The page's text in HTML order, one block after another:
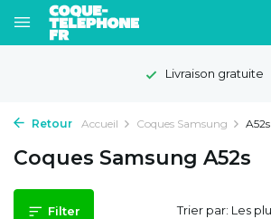
Livraison gratuite
Retour Accueil Coques Samsung A52s
Coques Samsung A52s
Filter Trier par: